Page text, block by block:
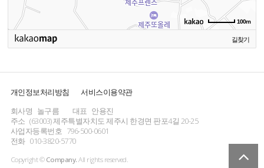
100m
길찾기
개인정보처리방침
서비스이용약관
회사명 놀구름 대표 안용진
주소 (63003) 제주특별자치도 제주시 한경면 판포4길 20-25
사업자등록번호 796-500-0601
전화 010-3820-5770
Copyright © Company. All rights reserved.